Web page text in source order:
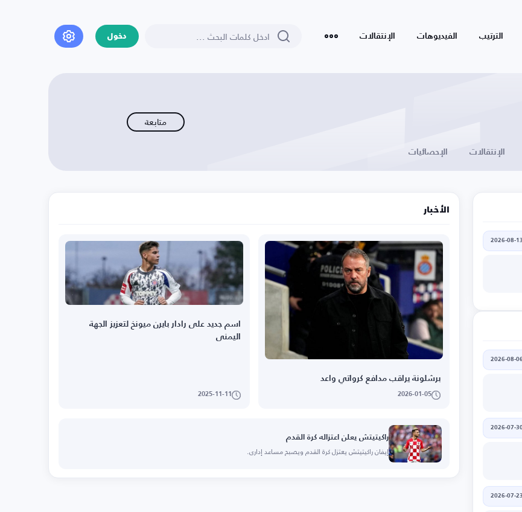
الترتيب الفيديوهات الإنتقالات دخول
متابعة
الإنتقالات الإحصائيات
الأخبار
برشلونة يراقب مدافع كرواتي واعد
2026-01-05
اسم جديد على رادار بايرن ميونخ لتعزيز الجهة
اليمنى
2025-11-11
راكيتيتش يعلن اعتزاله كرة القدم
إيفان راكيتيتش يعتزل كرة القدم ويصبح مساعد إداري.